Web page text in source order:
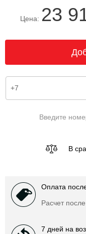
Цена: 23
Введите
В
Оплата
Расчет
7 дней на